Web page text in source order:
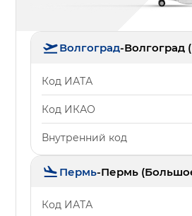
Волгоград-Волгоград
Код ИАТА
Код ИКАО
Внутренний код
Пермь-Пермь
Код ИАТА